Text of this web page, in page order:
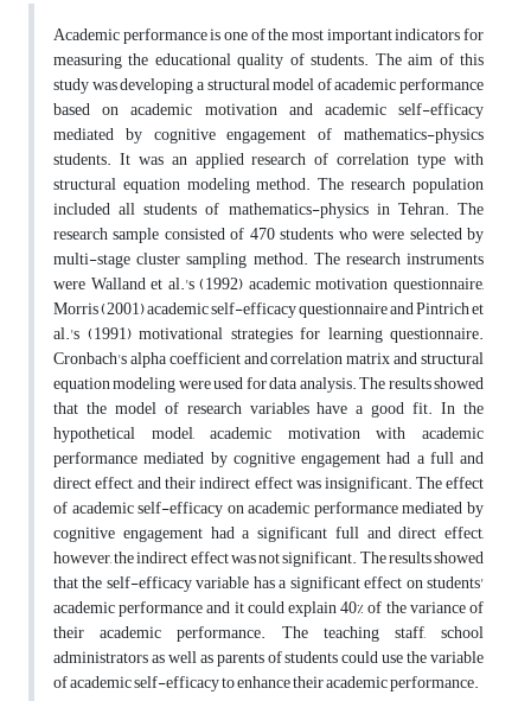
Academic performance is one of the most important indicators for
measuring the educational quality of students. The aim of this
study was developing a structural model of academic performance
based on academic motivation and academic self-efficacy
mediated by cognitive engagement of mathematics-physics
students. It was an applied research of correlation type with
structural equation modeling method. The research population
included all students of mathematics-physics in Tehran. The
research sample consisted of 470 students who were selected by
multi-stage cluster sampling method. The research instruments
were Walland et al.'s (1992) academic motivation questionnaire,
Morris (2001) academic self-efficacy questionnaire and Pintrich et
al.'s (1991) motivational strategies for learning questionnaire.
Cronbach's alpha coefficient and correlation matrix and structural
equation modeling were used for data analysis. The results showed
that the model of research variables have a good fit. In the
hypothetical model, academic motivation with academic
performance mediated by cognitive engagement had a full and
direct effect, and their indirect effect was insignificant. The effect
of academic self-efficacy on academic performance mediated by
cognitive engagement had a significant full and direct effect,
however, the indirect effect was not significant. The results showed
that the self-efficacy variable has a significant effect on students'
academic performance and it could explain 40% of the variance of
their academic performance. The teaching staff, school
administrators as well as parents of students could use the variable
of academic self-efficacy to enhance their academic performance.